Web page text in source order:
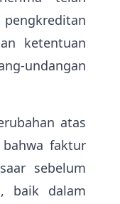
ketentuan
undangan
atas
faktur
sebelum
baik dalam